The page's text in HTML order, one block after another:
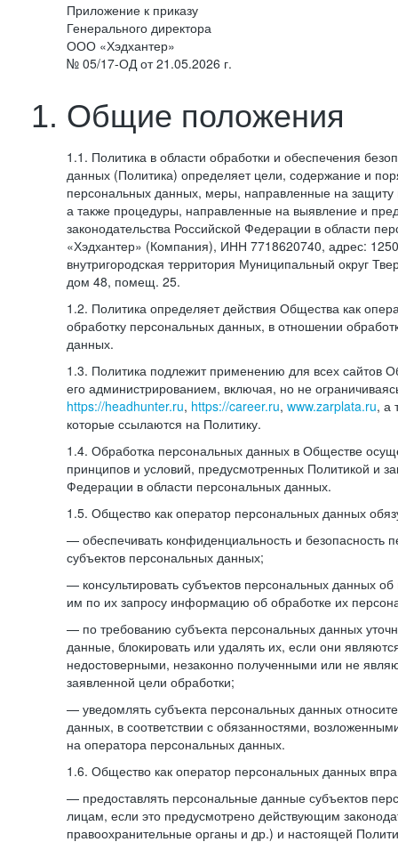
Приложение к приказу
Генерального директора
ООО «Хэдхантер»
№ 05/17-ОД от 21.05.2026 г.
1. Общие положения
1.1. Политика в области обработки и обеспечения
данных (Политика) определяет цели, содержание и
персональных данных, меры, направленные на
а также процедуры, направленные на выявление и
законодательства Российской Федерации в области
«Хэдхантер» (Компания), ИНН 7718620740, адрес:
внутригородская территория Муниципальный округ
дом 48, помещ. 25.
1.2. Политика определяет действия Общества как
обработку персональных данных, в отношении
данных.
1.3. Политика подлежит применению для всех сайтов
его администрированием, включая, но не
https://headhunter.ru, https://career.ru, www.zarplata.ru, а
которые ссылаются на Политику.
1.4. Обработка персональных данных в Обществе
принципов и условий, предусмотренных Политикой и
Федерации в области персональных данных.
1.5. Общество как оператор персональных данных
— обеспечивать конфиденциальность и безопасность
субъектов персональных данных;
— консультировать субъектов персональных данных об
им по их запросу информацию об обработке их
— по требованию субъекта персональных данных
данные, блокировать или удалять их, если они
недостоверными, незаконно полученными или не
заявленной цели обработки;
— уведомлять субъекта персональных данных
данных, в соответствии с обязанностями,
на оператора персональных данных.
1.6. Общество как оператор персональных данных
— предоставлять персональные данные субъектов
лицам, если это предусмотрено действующим
правоохранительные органы и др.) и настоящей